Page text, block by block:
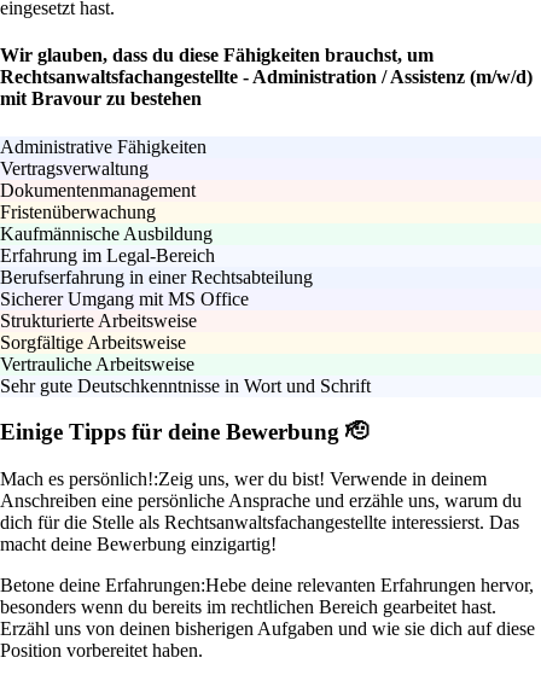
eingesetzt hast.
Wir glauben, dass du diese Fähigkeiten brauchst, um
Rechtsanwaltsfachangestellte - Administration / Assistenz (m/w/d)
mit Bravour zu bestehen
Administrative Fähigkeiten
Vertragsverwaltung
Dokumentenmanagement
Fristenüberwachung
Kaufmännische Ausbildung
Erfahrung im Legal-Bereich
Berufserfahrung in einer Rechtsabteilung
Sicherer Umgang mit MS Office
Strukturierte Arbeitsweise
Sorgfältige Arbeitsweise
Vertrauliche Arbeitsweise
Sehr gute Deutschkenntnisse in Wort und Schrift
Einige Tipps für deine Bewerbung 🫡
Mach es persönlich!:Zeig uns, wer du bist! Verwende in deinem
Anschreiben eine persönliche Ansprache und erzähle uns, warum du
dich für die Stelle als Rechtsanwaltsfachangestellte interessierst. Das
macht deine Bewerbung einzigartig!
Betone deine Erfahrungen:Hebe deine relevanten Erfahrungen hervor,
besonders wenn du bereits im rechtlichen Bereich gearbeitet hast.
Erzähl uns von deinen bisherigen Aufgaben und wie sie dich auf diese
Position vorbereitet haben.